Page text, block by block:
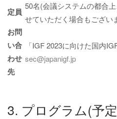
定員
50名(会議システムの都合
せていただく場合もござい
お問
い合
わせ
先
「IGF 2023に向けた国内
sec@japanigf.jp
3. プログラム(予